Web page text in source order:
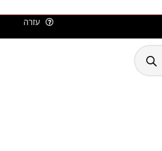
עזרה